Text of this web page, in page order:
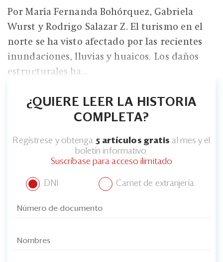
Por María Fernanda Bohórquez, Gabriela
Wurst y Rodrigo Salazar Z. El turismo en el
norte se ha visto afectado por las recientes
inundaciones, lluvias y huaicos. Los daños
estructurales ha...
¿QUIERE LEER LA HISTORIA
COMPLETA?
Regístrese y obtenga 5 artículos gratis al mes y el
boletín informativo.
Suscríbase para acceso ilimitado
DNI Carnet de extranjería